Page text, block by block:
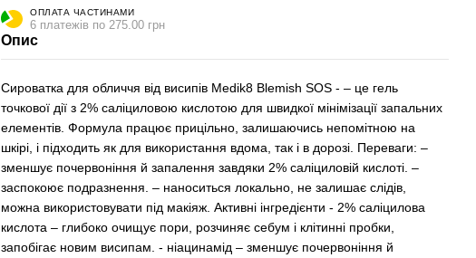
ОПЛАТА ЧАСТИНАМИ
6 платежів по 275.00 грн
Опис
Сироватка для обличчя від висипів Medik8 Blemish SOS - – це гель
точкової дії з 2% саліциловою кислотою для швидкої мінімізації запальних
елементів. Формула працює прицільно, залишаючись непомітною на
шкірі, і підходить як для використання вдома, так і в дорозі. Переваги: –
зменшує почервоніння й запалення завдяки 2% саліциловій кислоті. –
заспокоює подразнення. – наноситься локально, не залишає слідів,
можна використовувати під макіяж. Активні інгредієнти - 2% саліцилова
кислота – глибоко очищує пори, розчиняє себум і клітинні пробки,
запобігає новим висипам. - ніацинамід – зменшує почервоніння й